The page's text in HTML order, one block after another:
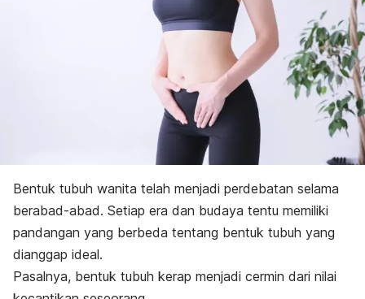
Bentuk tubuh wanita telah menjadi perdebatan selama
berabad-abad. Setiap era dan budaya tentu memiliki
pandangan yang berbeda tentang bentuk tubuh yang
dianggap ideal.
Pasalnya, bentuk tubuh kerap menjadi cermin dari nilai